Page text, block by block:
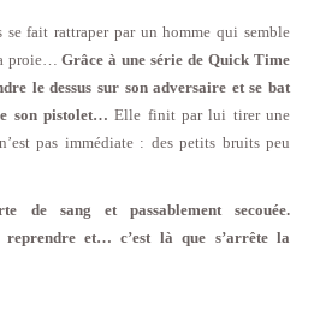
se fait rattraper par un homme qui semble
proie…Grâce à une série de Quick Time
le dessus sur son adversaire et se bat
son pistolet… Elle finit par lui tirer une
pas immédiate : des petits bruits peu
de sang et passablement secouée.
reprendre et… c’est là que s’arrête la